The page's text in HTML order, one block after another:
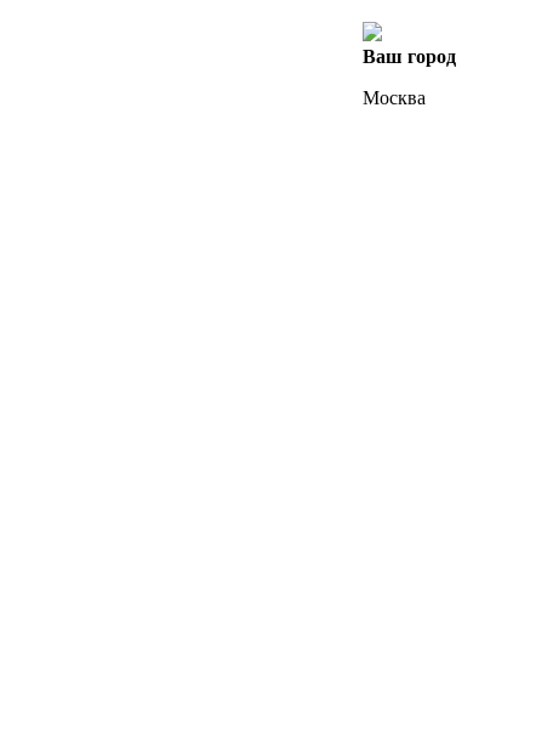
Ваш город
Москва